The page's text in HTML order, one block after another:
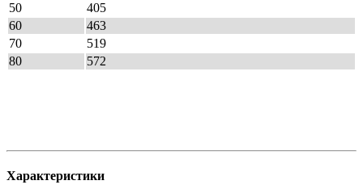
50
405
60
463
70
519
80
572
Характеристики